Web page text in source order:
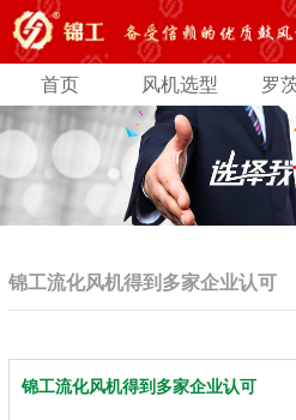
首页 风机选型 罗
锦工流化风机得到多家企业认可
锦工流化风机得到多家企业认可